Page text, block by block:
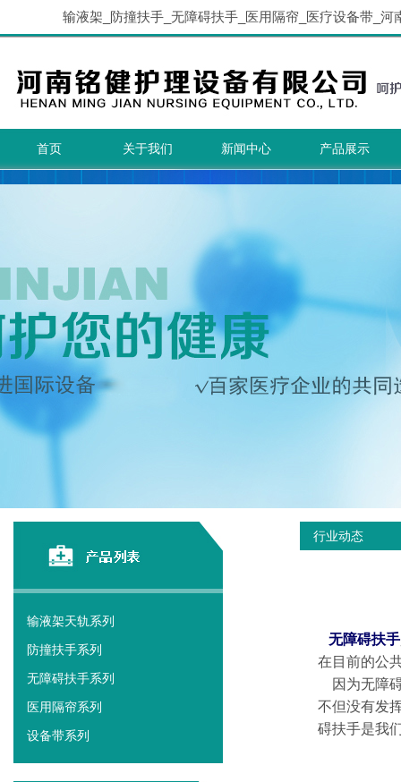
输液架_防撞扶手_无障碍扶手_医用隔帘_医疗设备带_河
首页 关于我们 新闻中心 产品展示
输液架天轨系列
防撞扶手系列
无障碍扶手系列
医用隔帘系列
设备带系列
行业动态
无障碍扶手
在目前的公
因为无障
不但没有发
碍扶手是我